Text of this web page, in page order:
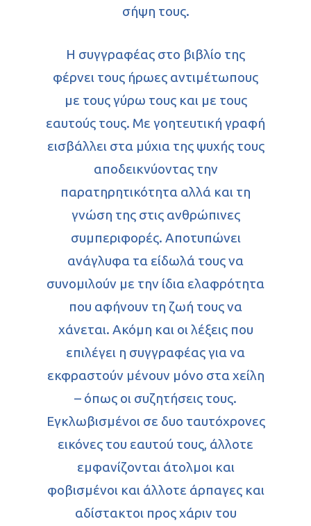
σήψη τους.
Η συγγραφέας στο βιβλίο της
φέρνει τους ήρωες αντιμέτωπους
με τους γύρω τους και με τους
εαυτούς τους. Με γοητευτική γραφή
εισβάλλει στα μύχια της ψυχής τους
αποδεικνύοντας την
παρατηρητικότητα αλλά και τη
γνώση της στις ανθρώπινες
συμπεριφορές. Αποτυπώνει
ανάγλυφα τα είδωλά τους να
συνομιλούν με την ίδια ελαφρότητα
που αφήνουν τη ζωή τους να
χάνεται. Ακόμη και οι λέξεις που
επιλέγει η συγγραφέας για να
εκφραστούν μένουν μόνο στα χείλη
– όπως οι συζητήσεις τους.
Εγκλωβισμένοι σε δυο ταυτόχρονες
εικόνες του εαυτού τους, άλλοτε
εμφανίζονται άτολμοι και
φοβισμένοι και άλλοτε άρπαγες και
αδίστακτοι προς χάριν του
Διηγήματα
Παρουσιάσεις
Αρχείο
Video
Επικοινωνία
Θέατρο &